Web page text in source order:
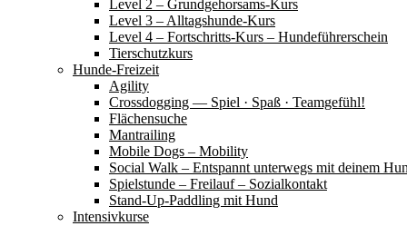
Level 2 – Grundgehorsams-Kurs
Level 3 – Alltagshunde-Kurs
Level 4 – Fortschritts-Kurs – Hundeführerschein
Tierschutzkurs
Hunde-Freizeit
Agility
Crossdogging — Spiel · Spaß · Teamgefühl!
Flächensuche
Mantrailing
Mobile Dogs – Mobility
Social Walk – Entspannt unterwegs mit deinem
Spielstunde – Freilauf – Sozialkontakt
Stand-Up-Paddling mit Hund
Intensivkurse